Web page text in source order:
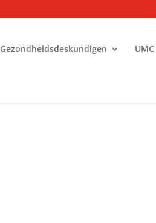
Gezondheidsdeskundigen